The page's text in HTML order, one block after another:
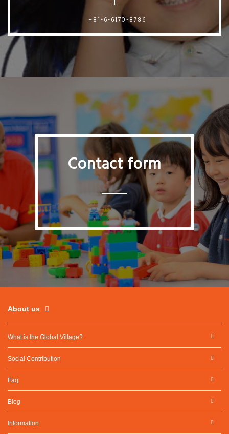
+81-6-6170-8786
Contact form
About us
What is the Global Village?
Social Contribution
Faq
Blog
Information